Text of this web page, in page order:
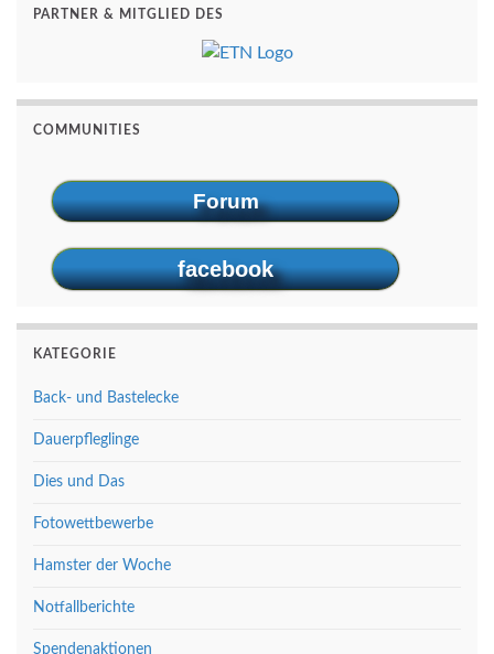
PARTNER & MITGLIED DES
COMMUNITIES
Forum
facebook
KATEGORIE
Back- und Bastelecke
Dauerpfleglinge
Dies und Das
Fotowettbewerbe
Hamster der Woche
Notfallberichte
Spendenaktionen